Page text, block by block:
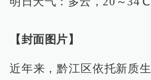
【封面图片】
近年来，黔江区依托新质